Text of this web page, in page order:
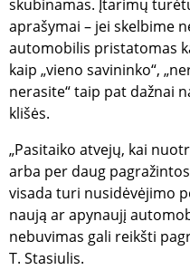
skubinamas. Įtarimų
aprašymai – jei skelbime
automobilis pristatomas
kaip „vieno savininko“,
nerasite“ taip pat dažnai
klišės.
„Pasitaiko atvejų, kai
arba per daug
visada turi nusidėvėjimo
naują ar apynaujį
nebuvimas gali reikšti
T. Stasiulis.